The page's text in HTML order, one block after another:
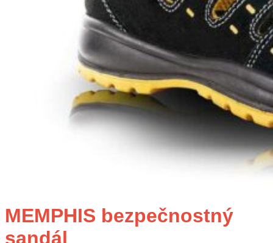
MEMPHIS bezpečnostný
sandál